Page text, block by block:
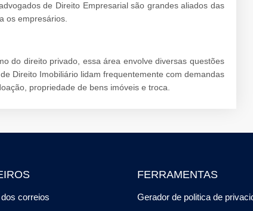
de Direito Empresarial são grandes aliados das
os empresários.
do direito privado, essa área envolve diversas questões
Direito Imobiliário lidam frequentemente com demandas
propriedade de bens imóveis e troca.
correios
FERRAMENTAS
Gerador de politica de